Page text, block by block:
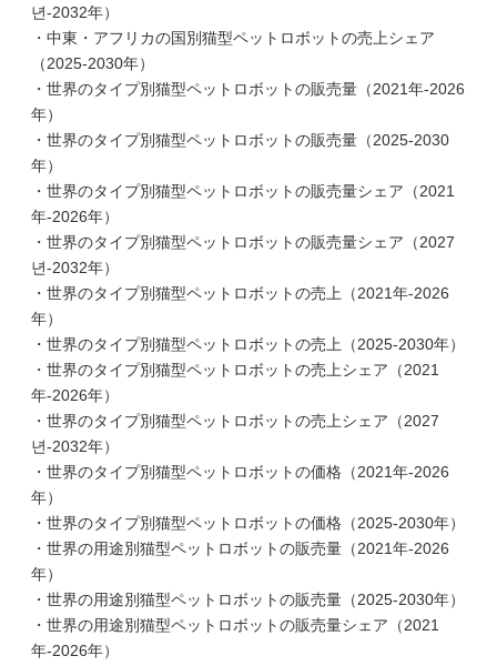
년-2032年）
・中東・アフリカの国別猫型ペットロボットの売上シェア
（2025-2030年）
・世界のタイプ別猫型ペットロボットの販売量（2021年-2026
年）
・世界のタイプ別猫型ペットロボットの販売量（2025-2030
年）
・世界のタイプ別猫型ペットロボットの販売量シェア（2021
年-2026年）
・世界のタイプ別猫型ペットロボットの販売量シェア（2027
년-2032年）
・世界のタイプ別猫型ペットロボットの売上（2021年-2026
年）
・世界のタイプ別猫型ペットロボットの売上（2025-2030年）
・世界のタイプ別猫型ペットロボットの売上シェア（2021
年-2026年）
・世界のタイプ別猫型ペットロボットの売上シェア（2027
년-2032年）
・世界のタイプ別猫型ペットロボットの価格（2021年-2026
年）
・世界のタイプ別猫型ペットロボットの価格（2025-2030年）
・世界の用途別猫型ペットロボットの販売量（2021年-2026
年）
・世界の用途別猫型ペットロボットの販売量（2025-2030年）
・世界の用途別猫型ペットロボットの販売量シェア（2021
年-2026年）